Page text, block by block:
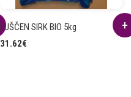
LUŠČEN SIRK BIO 5kg
31.62€